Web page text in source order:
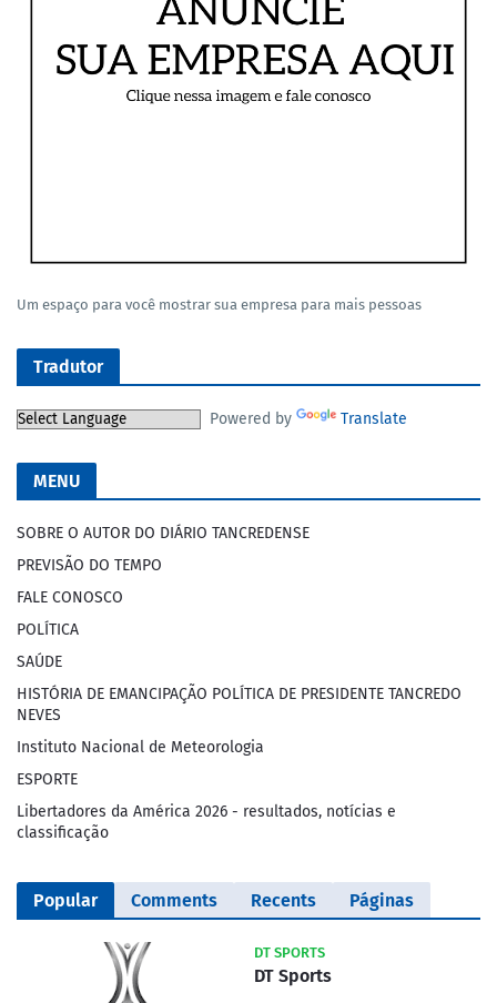
Um espaço para você mostrar sua empresa para mais pessoas
Tradutor
Powered by Translate
MENU
SOBRE O AUTOR DO DIÁRIO TANCREDENSE
PREVISÃO DO TEMPO
FALE CONOSCO
POLÍTICA
SAÚDE
HISTÓRIA DE EMANCIPAÇÃO POLÍTICA DE PRESIDENTE TANCREDO
NEVES
Instituto Nacional de Meteorologia
ESPORTE
Libertadores da América 2026 - resultados, notícias e
classificação
Popular Comments Recents Páginas
DT SPORTS
DT Sports